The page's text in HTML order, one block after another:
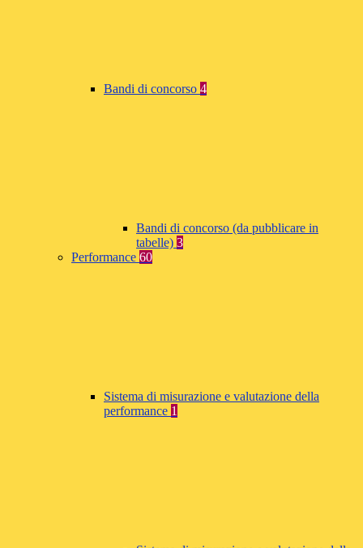
Bandi di concorso 4
Bandi di concorso (da pubblicare in
tabelle) 3
Performance 60
Sistema di misurazione e valutazione della
performance 1